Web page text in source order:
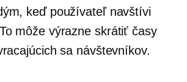
keď používateľ navštívi
môže výrazne skrátiť časy
sa návštevníkov.